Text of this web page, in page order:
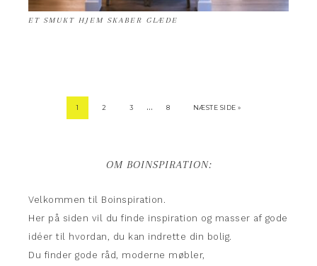
ET SMUKT HJEM SKABER GLÆDE
1 2 3 … 8 NÆSTE SIDE »
OM BOINSPIRATION:
Velkommen til Boinspiration.
Her på siden vil du finde inspiration og masser af gode
idéer til hvordan, du kan indrette din bolig.
Du finder gode råd, moderne møbler,